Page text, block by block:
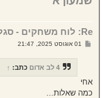
Re: לוח משחקים - סגל - סטטיסטיקה 25/26
ש
01 אוגוסט 2025, 21:47
4 לב אדום כתב:
אחי
כמה שאלות...